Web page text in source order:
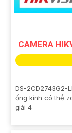
CAMERA
DS-2CD2743G2-
ống kính có thể
giải 4